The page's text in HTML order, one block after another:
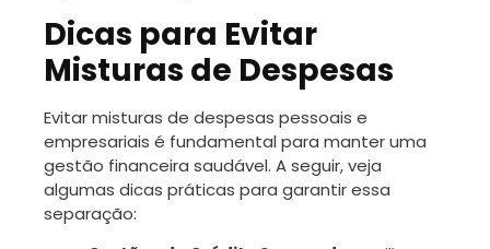
Dicas para Evitar
Misturas de Despesas
Evitar misturas de despesas pessoais e
empresariais é fundamental para manter uma
gestão financeira saudável. A seguir, veja
algumas dicas práticas para garantir essa
separação: